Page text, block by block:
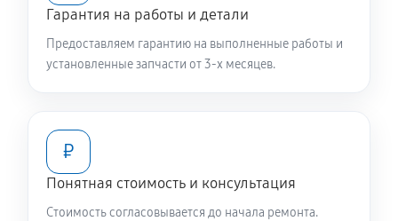
Ремонт или замена петли двери
650 руб 60 минут
Замена верхнего противовеса
1040 руб 60 минут
Гарантия на работы и детали
Предоставляем гарантию на выполненные работы и
установленные запчасти от 3-х месяцев.
₽
Понятная стоимость и консультация
Стоимость согласовывается до начала ремонта.